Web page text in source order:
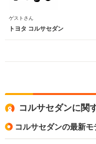
ゲストさん
トヨタ コルサセダン
コルサセダンに関
コルサセダンの最新モ